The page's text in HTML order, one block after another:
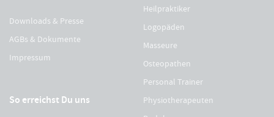
Downloads & Presse
AGBs & Dokumente
Impressum
So erreichst Du uns
Heilpraktiker
Logopäden
Masseure
Osteopathen
Personal Trainer
Physiotherapeuten